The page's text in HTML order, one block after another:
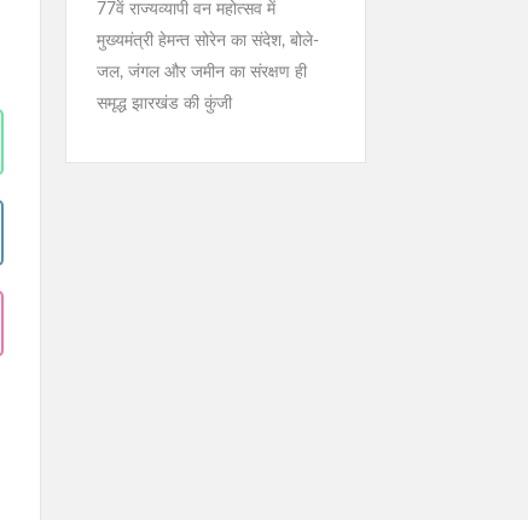
77वें राज्यव्यापी वन महोत्सव में
मुख्यमंत्री हेमन्त सोरेन का संदेश, बोले-
जल, जंगल और जमीन का संरक्षण ही
समृद्ध झारखंड की कुंजी